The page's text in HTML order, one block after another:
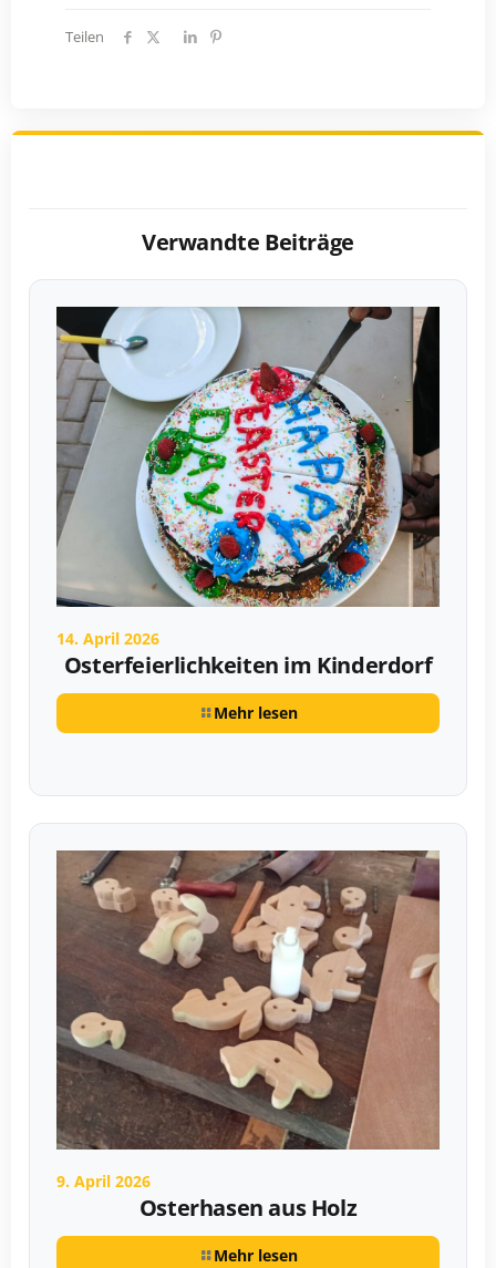
Teilen
Verwandte Beiträge
14. April 2026
Osterfeierlichkeiten im Kinderdorf
Mehr lesen
9. April 2026
Osterhasen aus Holz
Mehr lesen